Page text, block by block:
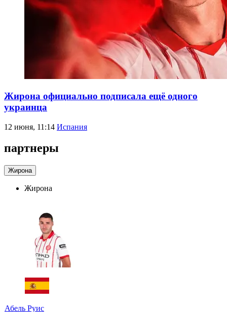
Жирона официально подписала ещё одного
украинца
12 июня, 11:14 Испания
партнеры
Жирона
Жирона
Абель Руис